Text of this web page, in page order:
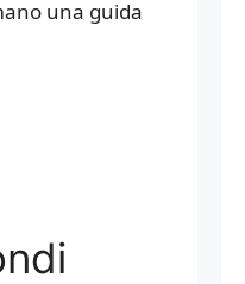
una guida